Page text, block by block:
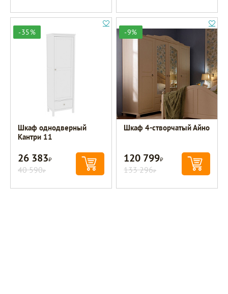
-35%
Шкаф однодверный
Кантри 11
26 383Р
40 590Р
-9%
Шкаф 4-створчатый Айно
120 799Р
133 296Р